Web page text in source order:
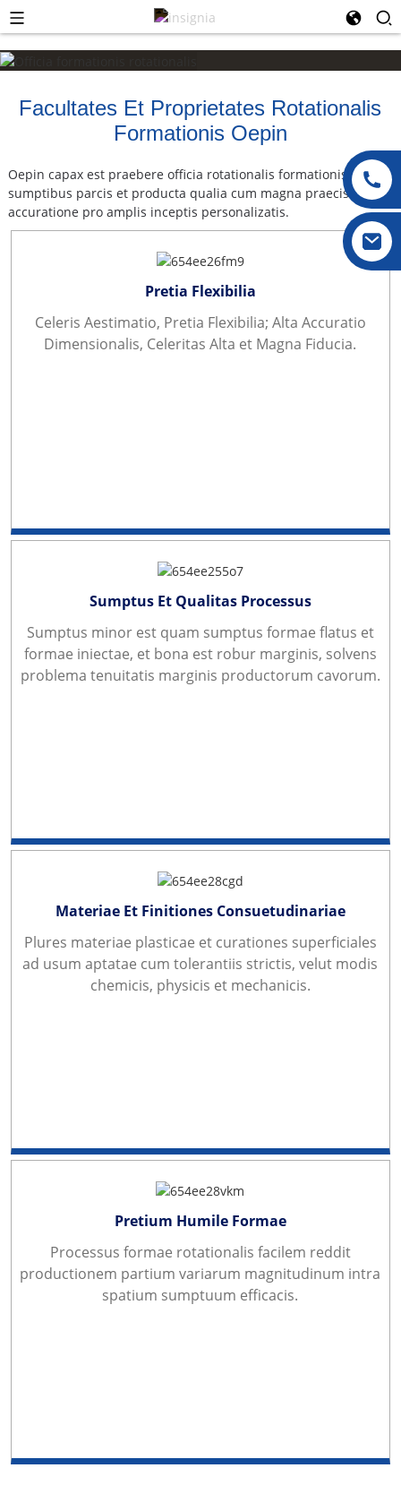
Facultates Et Proprietates Rotationalis
Formationis Oepin
Oepin capax est praebere officia rotationalis formationis
sumptibus parcis et producta qualia cum magna praecisione et
accuratione pro amplis inceptis personalizatis.
Pretia Flexibilia
Celeris Aestimatio, Pretia Flexibilia; Alta Accuratio
Dimensionalis, Celeritas Alta et Magna Fiducia.
Sumptus Et Qualitas Processus
Sumptus minor est quam sumptus formae flatus et
formae iniectae, et bona est robur marginis, solvens
problema tenuitatis marginis productorum cavorum.
Materiae Et Finitiones Consuetudinariae
Plures materiae plasticae et curationes superficiales
ad usum aptatae cum tolerantiis strictis, velut modis
chemicis, physicis et mechanicis.
Pretium Humile Formae
Processus formae rotationalis facilem reddit
productionem partium variarum magnitudinum intra
spatium sumptuum efficacis.